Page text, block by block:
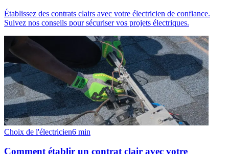
Établissez des contrats clairs avec votre électricien de confiance.
Suivez nos conseils pour sécuriser vos projets électriques.
Choix de l'électricien6 min
Comment établir un contrat clair avec votre